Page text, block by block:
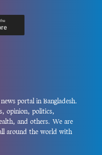
portal in Bangladesh.
opinion, politics,
and others. We are
around the world with